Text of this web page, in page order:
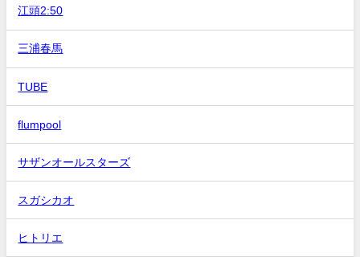
江頭2:50
三浦春馬
TUBE
flumpool
サザンオールスターズ
スガシカオ
ヒトリエ